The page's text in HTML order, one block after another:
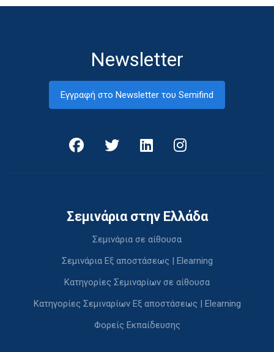
Newsletter
Εγγραφή στο Newsletter του Semifind
Σεμινάρια στην Ελλάδα
Σεμινάρια σε αίθουσα
Σεμινάρια Εξ αποστάσεως | Elearning
Κατηγορίες Σεμιναρίων σε αίθουσα
Κατηγορίες Σεμιναρίων Εξ αποστάσεως | Elearning
Φορείς Εκπαίδευσης